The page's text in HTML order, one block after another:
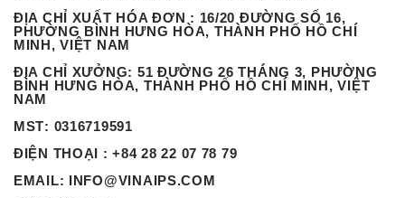
ĐỊA CHỈ XUẤT HÓA ĐƠN : 16/20 ĐƯỜNG SỐ 16,
PHƯỜNG BÌNH HƯNG HÒA, THÀNH PHỐ HỒ CHÍ
MINH, VIỆT NAM
ĐỊA CHỈ XƯỞNG: 51 ĐƯỜNG 26 THÁNG 3, PHƯỜNG
BÌNH HƯNG HÒA, THÀNH PHỐ HỒ CHÍ MINH, VIỆT
NAM
MST: 0316719591
ĐIỆN THOẠI : +84 28 22 07 78 79
EMAIL: INFO@VINAIPS.COM